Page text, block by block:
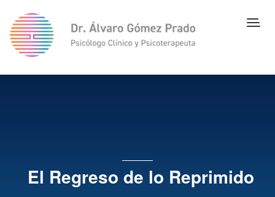
El Regreso de lo Reprimido